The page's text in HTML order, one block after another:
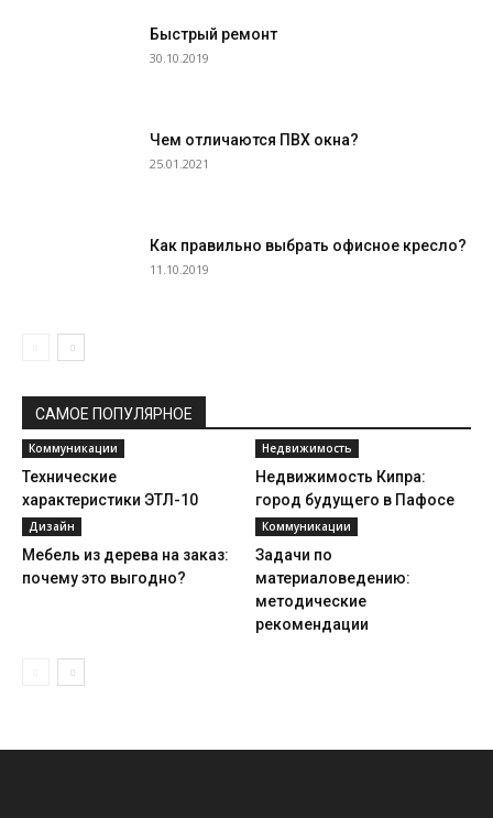
Быстрый ремонт
30.10.2019
Чем отличаются ПВХ окна?
25.01.2021
Как правильно выбрать офисное кресло?
11.10.2019
САМОЕ ПОПУЛЯРНОЕ
Коммуникации
Технические
характеристики ЭТЛ-10
Недвижимость
Недвижимость Кипра:
город будущего в Пафосе
Дизайн
Мебель из дерева на заказ:
почему это выгодно?
Коммуникации
Задачи по
материаловедению:
методические
рекомендации